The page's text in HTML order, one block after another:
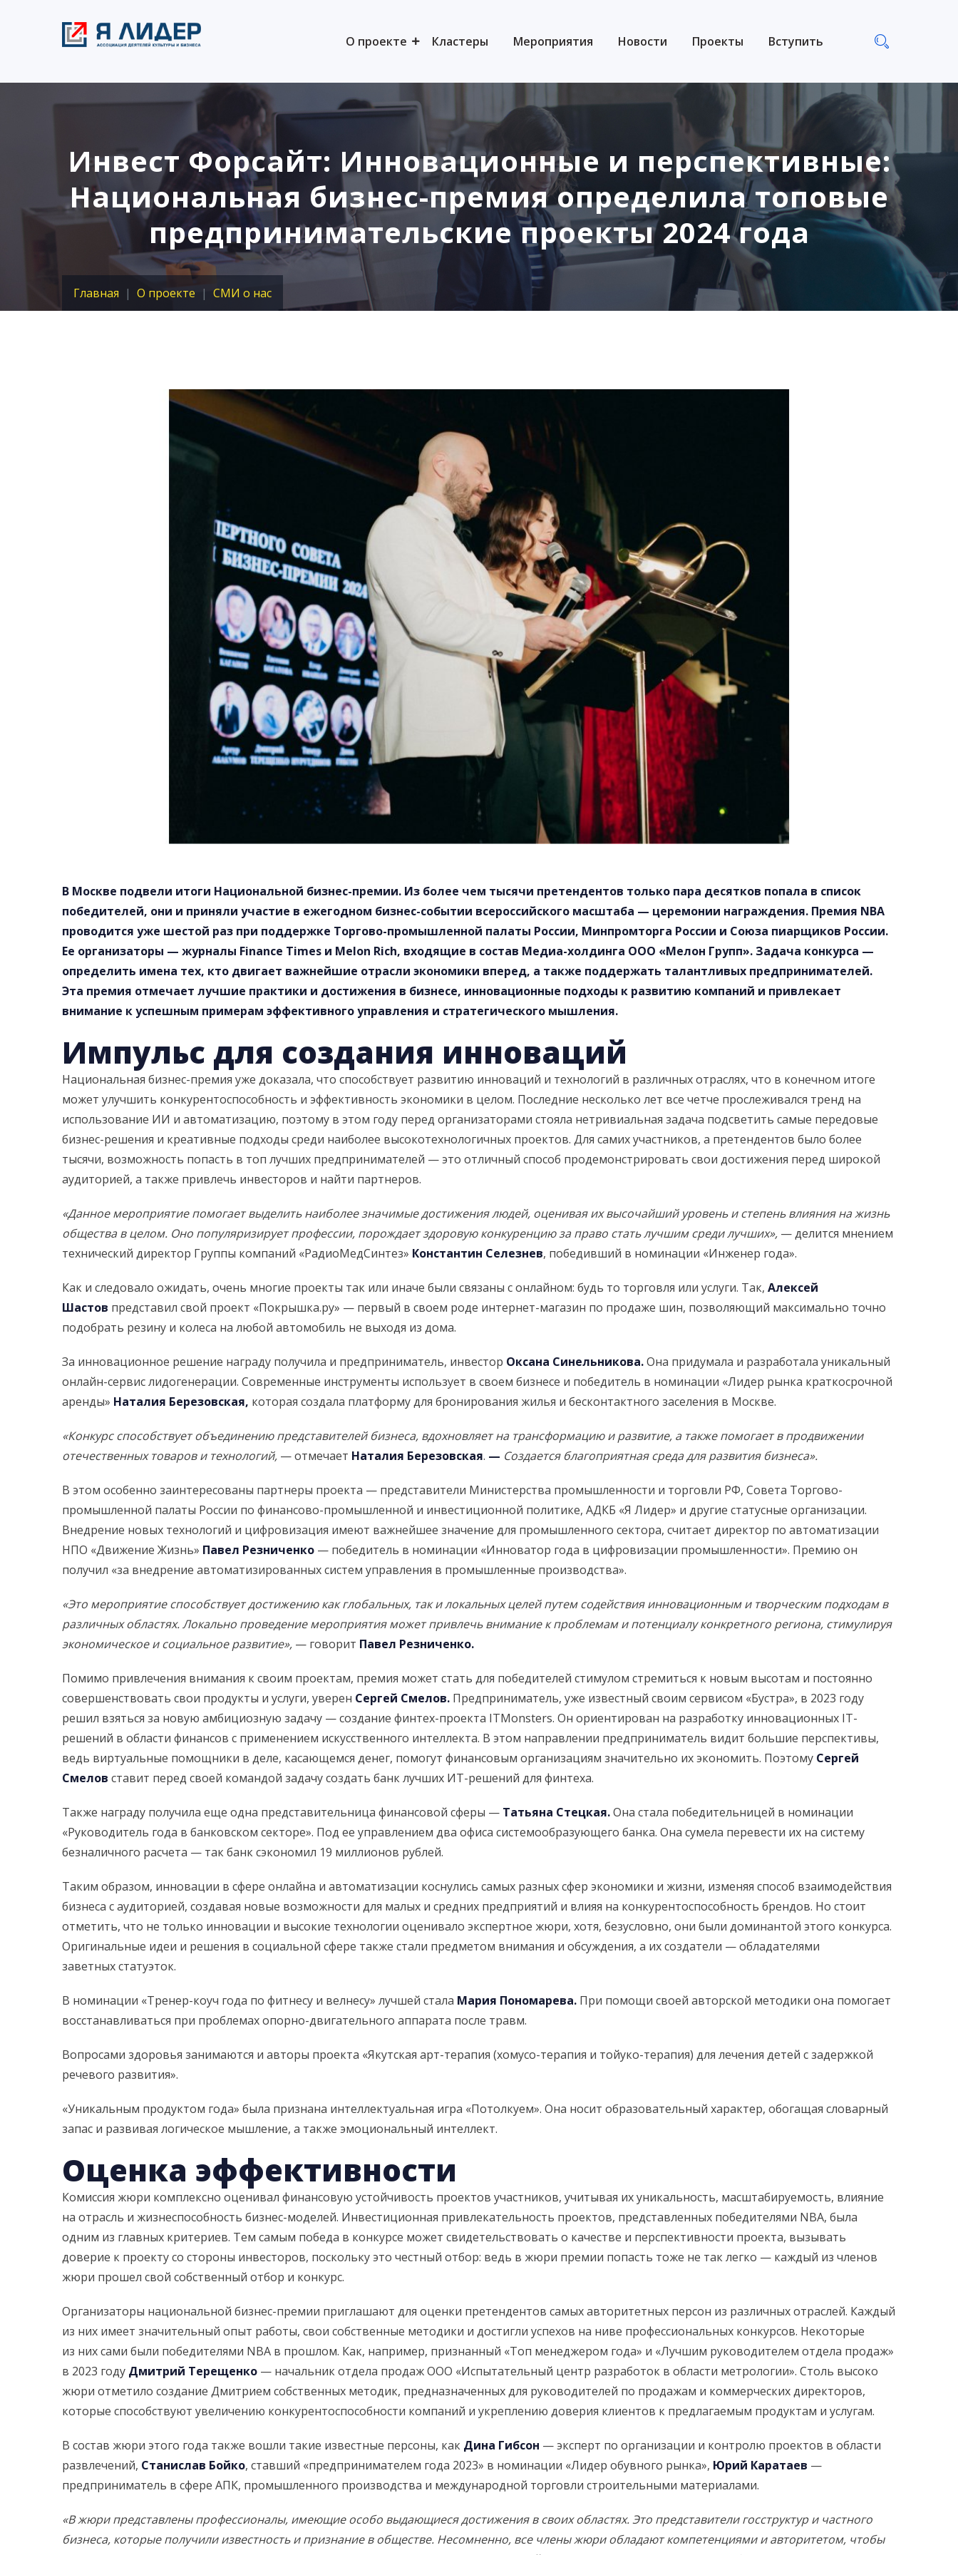
О проекте Кластеры Мероприятия Новости Проекты Вступить
Инвест Форсайт: Инновационные и перспективные:
Национальная бизнес-премия определила топовые
предпринимательские проекты 2024 года
Главная О проекте СМИ о нас
В Москве подвели итоги Национальной бизнес-премии. Из более чем тысячи претендентов только пара десятков попала в список
победителей, они и приняли участие в ежегодном бизнес-событии всероссийского масштаба — церемонии награждения. Премия NBA
проводится уже шестой раз при поддержке Торгово-промышленной палаты России, Минпромторга России и Союза пиарщиков России.
Ее организаторы — журналы Finance Times и Melon Rich, входящие в состав Медиа-холдинга ООО «Мелон Групп». Задача конкурса —
определить имена тех, кто двигает важнейшие отрасли экономики вперед, а также поддержать талантливых предпринимателей.
Эта премия отмечает лучшие практики и достижения в бизнесе, инновационные подходы к развитию компаний и привлекает
внимание к успешным примерам эффективного управления и стратегического мышления.
Импульс для создания инноваций
Национальная бизнес-премия уже доказала, что способствует развитию инноваций и технологий в различных отраслях, что в конечном итоге
может улучшить конкурентоспособность и эффективность экономики в целом. Последние несколько лет все четче прослеживался тренд на
использование ИИ и автоматизацию, поэтому в этом году перед организаторами стояла нетривиальная задача подсветить самые передовые
бизнес-решения и креативные подходы среди наиболее высокотехнологичных проектов. Для самих участников, а претендентов было более
тысячи, возможность попасть в топ лучших предпринимателей — это отличный способ продемонстрировать свои достижения перед широкой
аудиторией, а также привлечь инвесторов и найти партнеров.
«Данное мероприятие помогает выделить наиболее значимые достижения людей, оценивая их высочайший уровень и степень влияния на жизнь
общества в целом. Оно популяризирует профессии, порождает здоровую конкуренцию за право стать лучшим среди лучших», — делится мнением
технический директор Группы компаний «РадиоМедСинтез» Константин Селезнев, победивший в номинации «Инженер года».
Как и следовало ожидать, очень многие проекты так или иначе были связаны с онлайном: будь то торговля или услуги. Так, Алексей
Шастов представил свой проект «Покрышка.ру» — первый в своем роде интернет-магазин по продаже шин, позволяющий максимально точно
подобрать резину и колеса на любой автомобиль не выходя из дома.
За инновационное решение награду получила и предприниматель, инвестор Оксана Синельникова.Она придумала и разработала уникальный
онлайн-сервис лидогенерации. Современные инструменты использует в своем бизнесе и победитель в номинации «Лидер рынка краткосрочной
аренды» Наталия Березовская, которая создала платформу для бронирования жилья и бесконтактного заселения в Москве.
«Конкурс способствует объединению представителей бизнеса, вдохновляет на трансформацию и развитие, а также помогает в продвижении
отечественных товаров и технологий, — отмечает Наталия Березовская. — Создается благоприятная среда для развития бизнеса».
В этом особенно заинтересованы партнеры проекта — представители Министерства промышленности и торговли РФ, Совета Торгово-
промышленной палаты России по финансово-промышленной и инвестиционной политике, АДКБ «Я Лидер» и другие статусные организации.
Внедрение новых технологий и цифровизация имеют важнейшее значение для промышленного сектора, считает директор по автоматизации
НПО «Движение Жизнь» Павел Резниченко — победитель в номинации «Инноватор года в цифровизации промышленности». Премию он
получил «за внедрение автоматизированных систем управления в промышленные производства».
«Это мероприятие способствует достижению как глобальных, так и локальных целей путем содействия инновационным и творческим подходам в
различных областях. Локально проведение мероприятия может привлечь внимание к проблемам и потенциалу конкретного региона, стимулируя
экономическое и социальное развитие», — говорит Павел Резниченко.
Помимо привлечения внимания к своим проектам, премия может стать для победителей стимулом стремиться к новым высотам и постоянно
совершенствовать свои продукты и услуги, уверен Сергей Смелов. Предприниматель, уже известный своим сервисом «Бустра», в 2023 году
решил взяться за новую амбициозную задачу — создание финтех-проекта ITMonsters. Он ориентирован на разработку инновационных IT-
решений в области финансов с применением искусственного интеллекта. В этом направлении предприниматель видит большие перспективы,
ведь виртуальные помощники в деле, касающемся денег, помогут финансовым организациям значительно их экономить. Поэтому Сергей
Смелов ставит перед своей командой задачу создать банк лучших ИТ-решений для финтеха.
Также награду получила еще одна представительница финансовой сферы — Татьяна Стецкая.Она стала победительницей в номинации
«Руководитель года в банковском секторе». Под ее управлением два офиса системообразующего банка. Она сумела перевести их на систему
безналичного расчета — так банк сэкономил 19 миллионов рублей.
Таким образом, инновации в сфере онлайна и автоматизации коснулись самых разных сфер экономики и жизни, изменяя способ взаимодействия
бизнеса с аудиторией, создавая новые возможности для малых и средних предприятий и влияя на конкурентоспособность брендов. Но стоит
отметить, что не только инновации и высокие технологии оценивало экспертное жюри, хотя, безусловно, они были доминантой этого конкурса.
Оригинальные идеи и решения в социальной сфере также стали предметом внимания и обсуждения, а их создатели — обладателями
заветных статуэток.
В номинации «Тренер-коуч года по фитнесу и велнесу» лучшей стала Мария Пономарева. При помощи своей авторской методики она помогает
восстанавливаться при проблемах опорно-двигательного аппарата после травм.
Вопросами здоровья занимаются и авторы проекта «Якутская арт-терапия (хомусо-терапия и тойуко-терапия) для лечения детей с задержкой
речевого развития».
«Уникальным продуктом года» была признана интеллектуальная игра «Потолкуем». Она носит образовательный характер, обогащая словарный
запас и развивая логическое мышление, а также эмоциональный интеллект.
Оценка эффективности
Комиссия жюри комплексно оценивал финансовую устойчивость проектов участников, учитывая их уникальность, масштабируемость, влияние
на отрасль и жизнеспособность бизнес-моделей. Инвестиционная привлекательность проектов, представленных победителями NBA, была
одним из главных критериев. Тем самым победа в конкурсе может свидетельствовать о качестве и перспективности проекта, вызывать
доверие к проекту со стороны инвесторов, поскольку это честный отбор: ведь в жюри премии попасть тоже не так легко — каждый из членов
жюри прошел свой собственный отбор и конкурс.
Организаторы национальной бизнес-премии приглашают для оценки претендентов самых авторитетных персон из различных отраслей. Каждый
из них имеет значительный опыт работы, свои собственные методики и достигли успехов на ниве профессиональных конкурсов. Некоторые
из них сами были победителями NBA в прошлом. Как, например, признанный «Топ менеджером года» и «Лучшим руководителем отдела продаж»
в 2023 году Дмитрий Терещенко — начальник отдела продаж ООО «Испытательный центр разработок в области метрологии». Столь высоко
жюри отметило создание Дмитрием собственных методик, предназначенных для руководителей по продажам и коммерческих директоров,
которые способствуют увеличению конкурентоспособности компаний и укреплению доверия клиентов к предлагаемым продуктам и услугам.
В состав жюри этого года также вошли такие известные персоны, как Дина Гибсон — эксперт по организации и контролю проектов в области
развлечений, Станислав Бойко, ставший «предпринимателем года 2023» в номинации «Лидер обувного рынка», Юрий Каратаев —
предприниматель в сфере АПК, промышленного производства и международной торговли строительными материалами.
«В жюри представлены профессионалы, имеющие особо выдающиеся достижения в своих областях. Это представители госструктур и частного
бизнеса, которые получили известность и признание в обществе. Несомненно, все члены жюри обладают компетенциями и авторитетом, чтобы